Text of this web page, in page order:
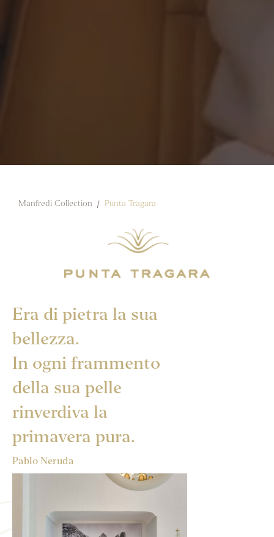
Manfredi Collection Punta Tragara
Era di pietra la sua
bellezza.
In ogni frammento
della sua pelle
rinverdiva la
primavera pura.
Pablo Neruda